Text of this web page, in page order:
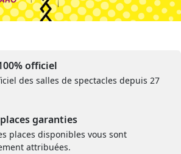
officiel
des salles de spectacles depuis 27
garanties
places disponibles vous sont
attribuées.